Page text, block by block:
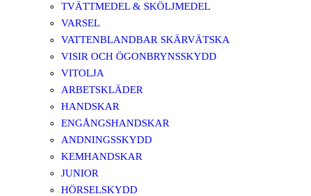
TVÄTTMEDEL & SKÖLJMEDEL
VARSEL
VATTENBLANDBAR SKÄRVÄTSKA
VISIR OCH ÖGONBRYNSSKYDD
VITOLJA
ARBETSKLÄDER
HANDSKAR
ENGÅNGSHANDSKAR
ANDNINGSSKYDD
KEMHANDSKAR
JUNIOR
HÖRSELSKYDD